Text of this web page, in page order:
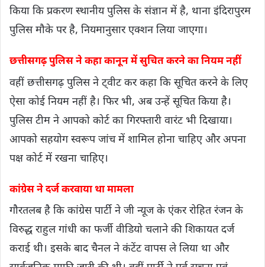
किया कि प्रकरण स्थानीय पुलिस के संज्ञान में है, थाना इंदिरापुरम
पुलिस मौके पर है, नियमानुसार एक्शन लिया जाएगा।
छत्तीसगढ़ पुलिस ने कहा कानून में सुचित करने का नियम नहीं
वहीं छत्तीसगढ़ पुलिस ने ट्वीट कर कहा कि सूचित करने के लिए
ऐसा कोई नियम नहीं है। फिर भी, अब उन्हें सूचित किया है।
पुलिस टीम ने आपको कोर्ट का गिरफ्तारी वारंट भी दिखाया।
आपको सहयोग स्वरूप जांच में शामिल होना चाहिए और अपना
पक्ष कोर्ट में रखना चाहिए।
कांग्रेस ने दर्ज करवाया था मामला
गौरतलब है कि कांग्रेस पार्टी ने जी न्यूज के एंकर रोहित रंजन के
विरुद्ध राहुल गांधी का फर्जी वीडियो चलाने की शिकायत दर्ज
कराई थी। इसके बाद चैनल ने कंटेंट वापस ले लिया था और